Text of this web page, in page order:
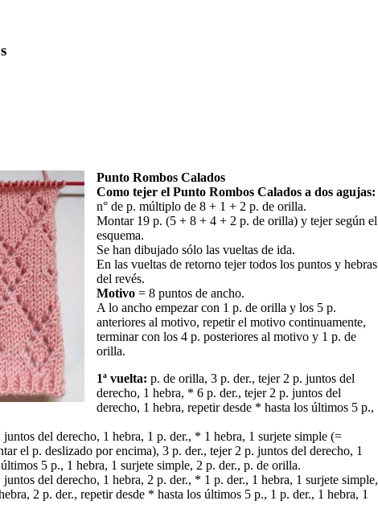
Punto Rombos Calados
Como tejer el Punto Rombos Calados a dos agujas:
n° de p. múltiplo de 8 + 1 + 2 p. de orilla.
Montar 19 p. (5 + 8 + 4 + 2 p. de orilla) y tejer según el
esquema.
Se han dibujado sólo las vueltas de ida.
En las vueltas de retorno tejer todos los puntos y hebras
del revés.
Motivo = 8 puntos de ancho.
A lo ancho empezar con 1 p. de orilla y los 5 p.
anteriores al motivo, repetir el motivo continuamente,
terminar con los 4 p. posteriores al motivo y 1 p. de
orilla.
1ª vuelta: p. de orilla, 3 p. der., tejer 2 p. juntos del
derecho, 1 hebra, * 6 p. der., tejer 2 p. juntos del
derecho, 1 hebra, repetir desde * hasta los últimos 5 p.,
del derecho, 1 hebra, 1 p. der., * 1 hebra, 1 surjete simple (=
el p. deslizado por encima), 3 p. der., tejer 2 p. juntos del derecho, 1
5 p., 1 hebra, 1 surjete simple, 2 p. der., p. de orilla.
del derecho, 1 hebra, 2 p. der., * 1 p. der., 1 hebra, 1 surjete simple,
2 p. der., repetir desde * hasta los últimos 5 p., 1 p. der., 1 hebra, 1